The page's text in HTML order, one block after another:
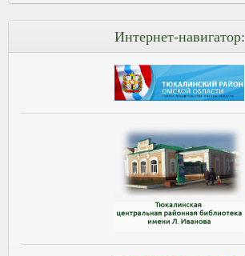
Интернет-навигатор: